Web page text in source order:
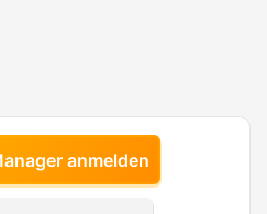
anmelden